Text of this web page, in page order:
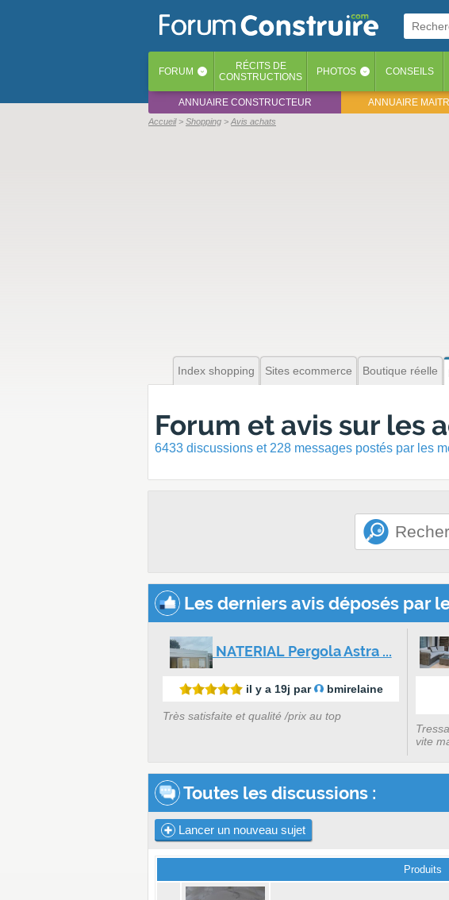
FORUM ‹ RÉCITS DE
CONSTRUCTIONS
PHOTOS ‹ CONSEILS
ANNUAIRE CONSTRUCTEUR ANNUAIRE
Accueil Shopping Avis achats
Index shopping Sites ecommerce Boutique réelle
Forum et avis sur les
6433 discussions et 228 messages postés par les
Les derniers avis déposés par
NATERIAL Pergola Astra ...
il y a 19j par bmirelaine
Très satisfaite et qualité /prix au top
vite
Toutes les discussions :
Lancer un nouveau sujet
Produits